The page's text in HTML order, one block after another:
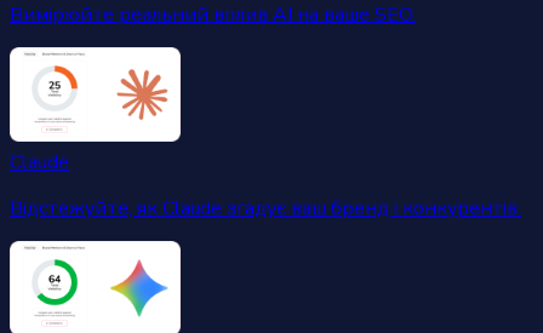
Вимірюйте реальний вплив AI на ваше SEO.
Claude
Відстежуйте, як Claude згадує ваш бренд і конкурентів.